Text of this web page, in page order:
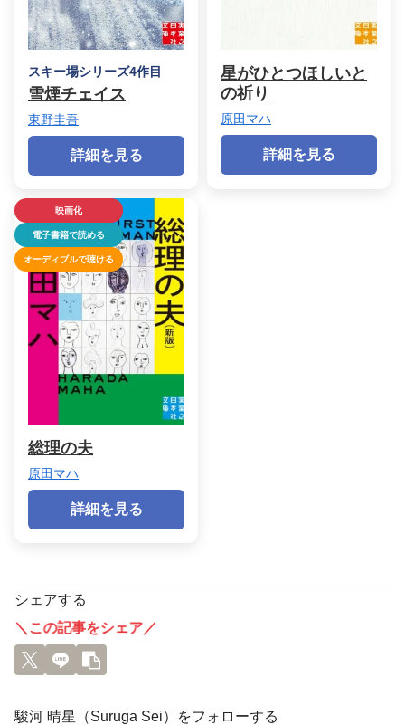
スキー場シリーズ4作目
雪煙チェイス
東野圭吾
詳細を見る
星がひとつほしいと
の祈り
原田マハ
詳細を見る
映画化
電子書籍で読める
オーディブルで聴ける
総理の夫
原田マハ
詳細を見る
シェアする
＼この記事をシェア／
駿河 晴星（Suruga Sei）をフォローする